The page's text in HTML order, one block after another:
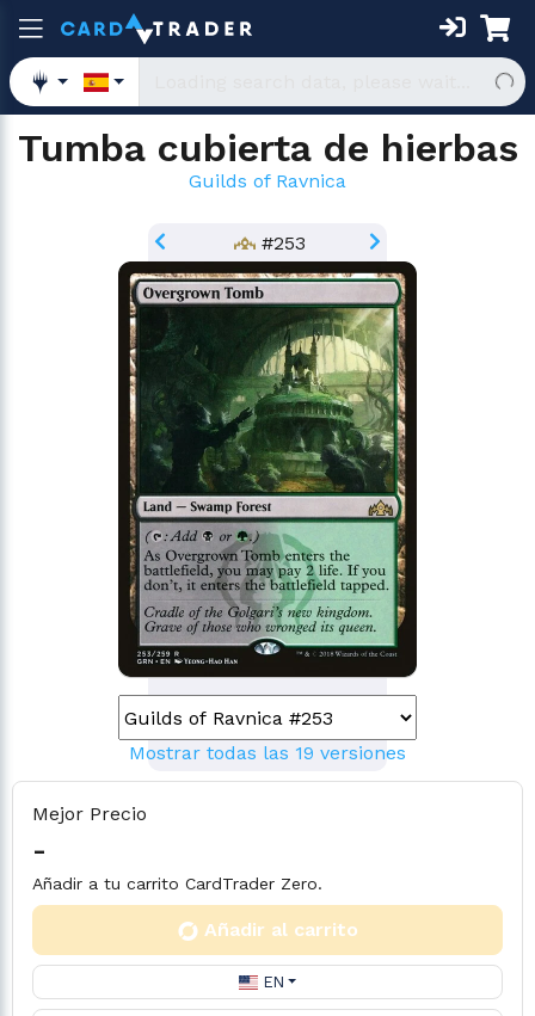
Tumba cubierta de hierbas
Guilds of Ravnica
#253
Mostrar todas las 19 versiones
Mejor Precio
-
Añadir a tu carrito CardTrader Zero.
Añadir al carrito
EN